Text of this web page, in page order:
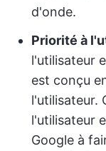
d'onde.
Priorité à
l'utilisateur
est conçu
l'utilisateur.
l'utilisateur
Google à